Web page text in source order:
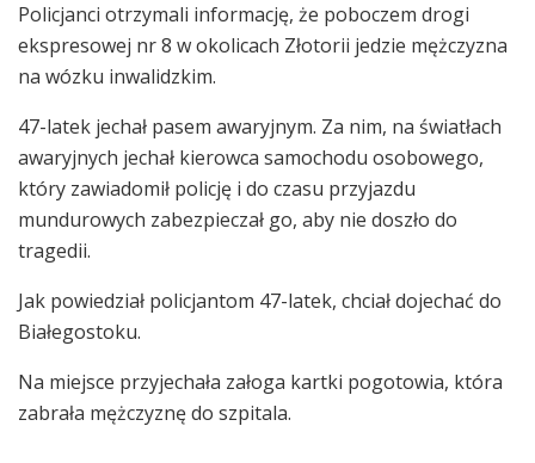
Policjanci otrzymali informację, że poboczem drogi
ekspresowej nr 8 w okolicach Złotorii jedzie mężczyzna
na wózku inwalidzkim.
47-latek jechał pasem awaryjnym. Za nim, na światłach
awaryjnych jechał kierowca samochodu osobowego,
który zawiadomił policję i do czasu przyjazdu
mundurowych zabezpieczał go, aby nie doszło do
tragedii.
Jak powiedział policjantom 47-latek, chciał dojechać do
Białegostoku.
Na miejsce przyjechała załoga kartki pogotowia, która
zabrała mężczyznę do szpitala.